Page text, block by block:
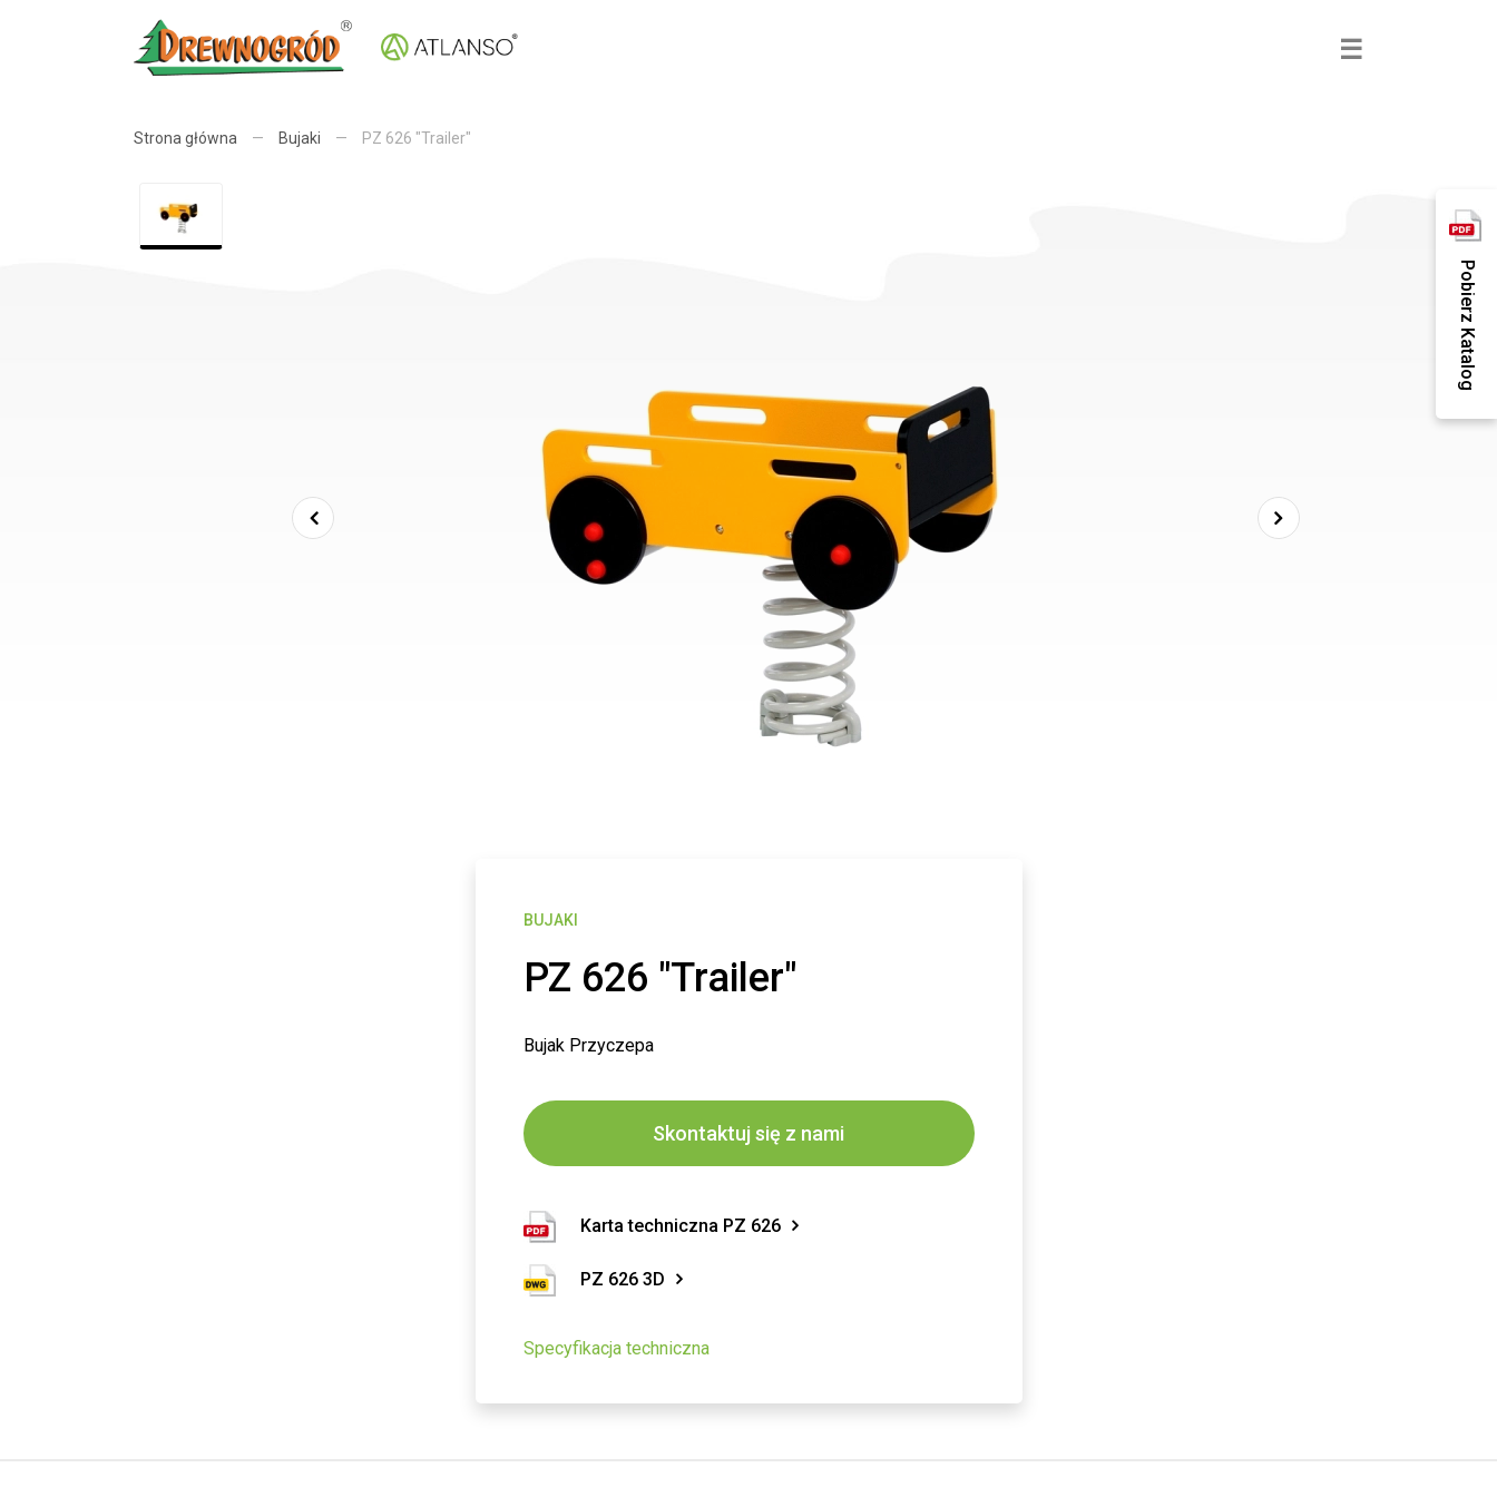
☰
Pobierz Katalog
Strona główna — Bujaki — PZ 626 "Trailer"
BUJAKI
PZ 626 "Trailer"
Bujak Przyczepa
Skontaktuj się z nami
Karta techniczna PZ 626
PZ 626 3D
Specyfikacja techniczna